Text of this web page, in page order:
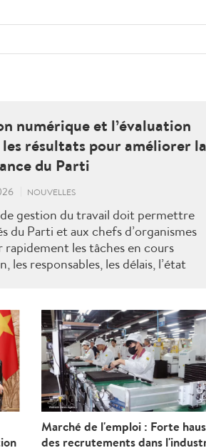
numérique et l’évaluation
les résultats pour améliorer la
du Parti
NOUVELLES
gestion du travail doit permettre
du Parti et aux chefs d’organismes
rapidement les tâches en cours
les responsables, les délais, l’état
les personnes devant en
que les décisions à prendre pour
Marché de l'emploi : Forte
des recrutements dans